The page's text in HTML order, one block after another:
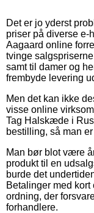
Det er jo yderst
priser på diverse e-
Aagaard online
tvinge
samt til damer og
frembyde levering
Men det kan ikke
visse online
Tag Halskæde i
bestilling, så man
Man bør blot være
produkt til en
burde det
Betalinger med kort
ordning, der
forhandlere.